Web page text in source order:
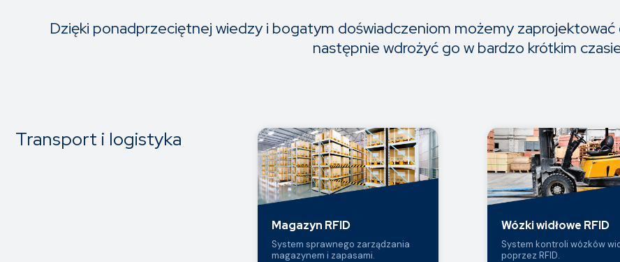
Dzięki ponadprzeciętnej wiedzy i bogatym doświadczeniom możemy
następnie wdrożyć go w bardzo krótkim
Transport i logistyka
Magazyn RFID
System sprawnego zarządzania
magazynem i zapasami.
Wózki widłowe RFID
System kontroli wózków
poprzez RFID.